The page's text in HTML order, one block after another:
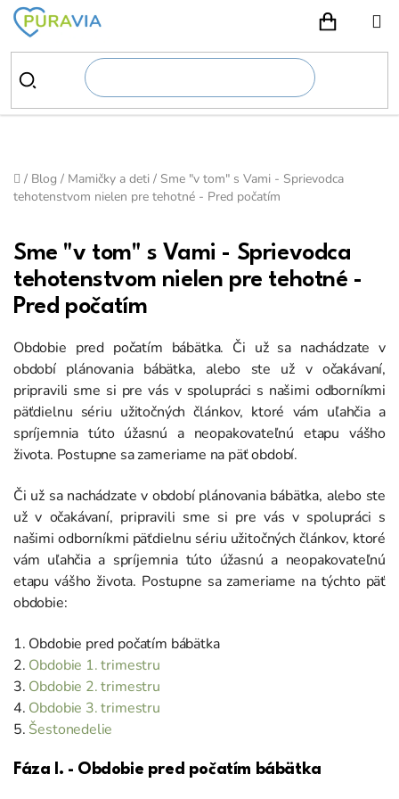
Prejsť
obsah
Domov
/ Blog / Mamičky a deti / Sme "v tom" s Vami - Sprievodca
tehotenstvom nielen pre tehotné - Pred počatím
Sme "v tom" s Vami - Sprievodca
tehotenstvom nielen pre tehotné -
Pred počatím
Obdobie pred počatím bábätka. Či už sa nachádzate v
období plánovania bábätka, alebo ste už v očakávaní,
pripravili sme si pre vás v spolupráci s našimi odborníkmi
päťdielnu sériu užitočných článkov, ktoré vám uľahčia a
spríjemnia túto úžasnú a neopakovateľnú etapu vášho
života. Postupne sa zameriame na päť období.
Či už sa nachádzate v období plánovania bábätka, alebo ste
už v očakávaní, pripravili sme si pre vás v spolupráci s
našimi odborníkmi päťdielnu sériu užitočných článkov, ktoré
vám uľahčia a spríjemnia túto úžasnú a neopakovateľnú
etapu vášho života. Postupne sa zameriame na týchto päť
obdobie:
1. Obdobie pred počatím bábätka
2. Obdobie 1. trimestru
3. Obdobie 2. trimestru
4. Obdobie 3. trimestru
5. Šestonedelie
Fáza I. - Obdobie pred počatím bábätka